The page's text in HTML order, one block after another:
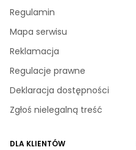
Regulamin
Mapa serwisu
Reklamacja
Regulacje prawne
Deklaracja dostępności
Zgłoś nielegalną treść
DLA KLIENTÓW